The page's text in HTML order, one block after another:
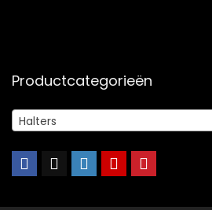
Productcategorieën
Halters